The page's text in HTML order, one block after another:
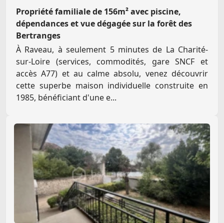
Propriété familiale de 156m² avec piscine,
dépendances et vue dégagée sur la forêt des
Bertranges
À Raveau, à seulement 5 minutes de La Charité-
sur-Loire (services, commodités, gare SNCF et
accès A77) et au calme absolu, venez découvrir
cette superbe maison individuelle construite en
1985, bénéficiant d'une e...